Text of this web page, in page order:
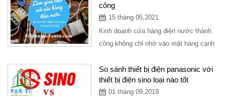
công
15 tháng 05,2021
Kinh doanh cửa hàng điện nước thành
công không chỉ nhờ vào mặt hàng cạnh
thuộc...
So sánh thiết bị điện panasonic với
thiết bị điện sino loại nào tốt
01 tháng 09,2019